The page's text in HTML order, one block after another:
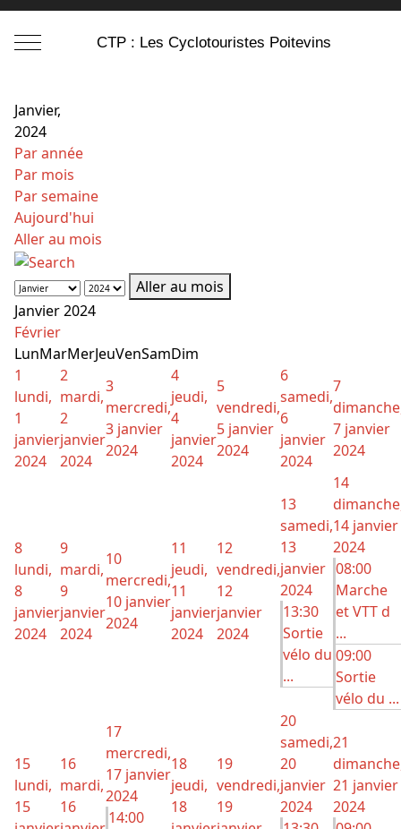
Mobile Menu ToggleCTP : Les Cyclotouristes Poitevins
Janvier,
2024
Par année
Par mois
Par semaine
Aujourd'hui
Aller au mois
Aller au mois
Janvier 2024
Février
LunMarMerJeuVenSamDim
1
lundi,
1
janvier
2024
2
mardi,
2
janvier
2024
3
mercredi,
3 janvier
2024
4
jeudi,
4
janvier
2024
5
vendredi,
5 janvier
2024
6
samedi,
6
janvier
2024
7
7 janvier
2024
8
lundi,
8
janvier
2024
9
mardi,
9
janvier
2024
10
mercredi,
10 janvier
2024
11
jeudi,
11
janvier
2024
12
vendredi,
12
janvier
2024
13
samedi,
13
janvier
2024
13:30
Sortie
vélo du
...
14
14 janvier
2024
08:00
Marche
et VTT d
...
09:00
Sortie
vélo du ...
15
lundi,
15
16
mardi,
16
17
mercredi,
17 janvier
2024
14:00
18
jeudi,
18
19
vendredi,
19
20
samedi,
20
janvier
2024
21
21 janvier
2024